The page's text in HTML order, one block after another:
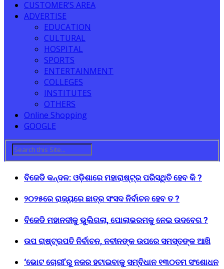
CUSTOMER’S AREA
ADVERTISE
EDUCATION
CULTURAL
HOSPITAL
SPORTS
ENTERTAINMENT
COLLEGES
INSTITUTES
OTHERS
Online Shopping
GOOGLE
ବିଜେଡି କନ୍ଦଳ: ଓଡ଼ିଶାରେ ମହାରାଷ୍ଟ୍ର ପରିସ୍ଥିତି ହେବ କି ?
୨୦୨୫ରେ ରାଜ୍ୟରେ ଛାତ୍ର ସଂସଦ ନିର୍ବାଚନ ହେବ ତ ?
ବିଜେଡି ମହାନଦୀକୁ ଭୁଲିଗଲା, ପୋଲାଭରମକୁ ନେଇ ଉଦବେଗ ?
ଉପ ରାଷ୍ଟ୍ରପତି ନିର୍ବାଚନ, ନବୀନଙ୍କ ଉପରେ ସମସ୍ତଙ୍କ ଆଖି
‘ଭୋଟ ଚୋରୀ’ରୁ ନଜର ହଟାଇବାକୁ ସମ୍ବିଧାନ ୧୩୦ତମ ସଂଶୋଧନ